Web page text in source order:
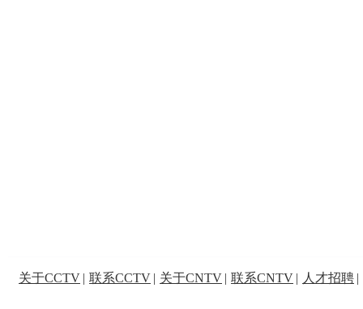
关于CCTV | 联系CCTV | 关于CNTV | 联系CNTV | 人才招聘 |